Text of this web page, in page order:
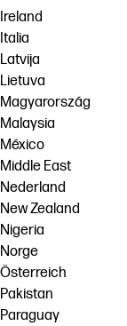
Ireland
Italia
Latvija
Lietuva
Magyarország
Malaysia
México
Middle East
Nederland
New Zealand
Nigeria
Norge
Österreich
Pakistan
Paraguay